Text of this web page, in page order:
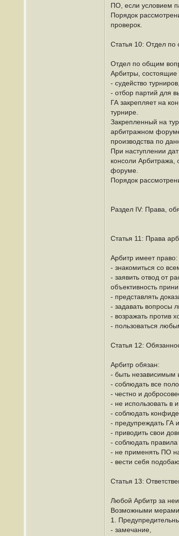
ПО, если условием
Порядок
проверок.
Статья 10: Отдел
Отдел по общим
Арбитры,
- судейство
- отбор партий для
ГА закрепляет на
турнире.
Закрепленный на
арбитражном
производства по
При наступлении
консоли Арбитража,
форуме.
Порядок
Раздел IV: Права,
Статья 11: Права
Арбитр имеет право:
- знакомиться со
- заявить отвод от
объективность
- представлять
- задавать вопросы
- возражать против
- пользоваться
Статья 12:
Арбитр обязан:
- быть независимым
- соблюдать все
- честно и
- не использовать
- соблюдать
- предупреждать ГА
- приводить свои
- соблюдать правила
- не применять ПО
- вести себя
Статья 13:
Любой Арбитр за
Возможными мерами
1.
- замечание,